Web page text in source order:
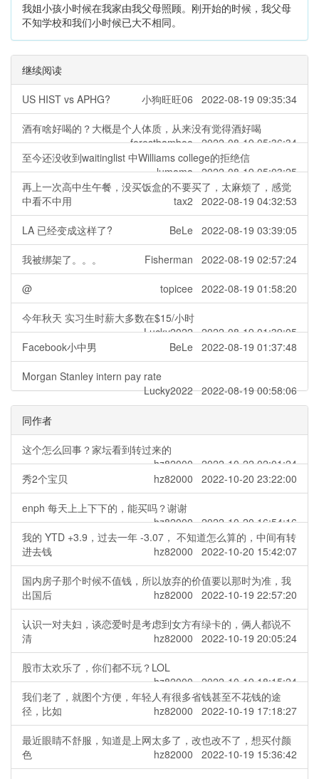
我姐小孩小时候在我家由我父母照顾。刚开始的时候，我父母
不知学校和我们小时候已大不相同。
继续阅读
US HIST vs APHG? 小狗旺旺06 2022-08-19 09:35:34
酒有啥好喝的？大概是个人体质，从来没有觉得酒好喝
forestbamboo 2022-08-19 05:36:34
至今还没收到waitinglist 中Williams college的拒绝信
lumama 2022-08-19 05:03:25
再上一次高中生午餐，没买饭盒的不要买了，太麻烦了，感觉
中看不中用
tax2 2022-08-19 04:32:53
LA 已经变成这样了? BeLe 2022-08-19 03:39:05
我被绑架了。。。 Fisherman 2022-08-19 02:57:24
@ topicee 2022-08-19 01:58:20
今年秋天 实习生时薪大多数在$15/小时
Lucky2022 2022-08-19 01:39:05
Facebook小中男
BeLe 2022-08-19 01:37:48
Morgan Stanley intern pay rate
Lucky2022 2022-08-19 00:58:06
同作者
这个怎么回事？家坛看到转过来的
hz82000 2022-10-22 02:01:24
秀2个宝贝
hz82000 2022-10-20 23:22:00
enph 每天上上下下的，能买吗？谢谢
hz82000 2022-10-20 16:54:16
我的 YTD +3.9，过去一年 -3.07， 不知道怎么算的，中间有转
进去钱
hz82000 2022-10-20 15:42:07
国内房子那个时候不值钱，所以放弃的价值要以那时为准，我
出国后
hz82000 2022-10-19 22:57:20
认识一对夫妇，谈恋爱时是考虑到女方有绿卡的，俩人都说不
清
hz82000 2022-10-19 20:05:24
股市太欢乐了，你们都不玩？LOL
hz82000 2022-10-19 18:15:24
我们老了，就图个方便，年轻人有很多省钱甚至不花钱的途
径，比如
hz82000 2022-10-19 17:18:27
最近眼睛不舒服，知道是上网太多了，改也改不了，想买付颜
色
hz82000 2022-10-19 15:36:42